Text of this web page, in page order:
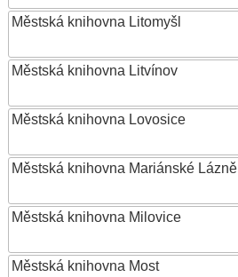
Městská knihovna Litomyšl
Městská knihovna Litvínov
Městská knihovna Lovosice
Městská knihovna Mariánské Lázně
Městská knihovna Milovice
Městská knihovna Most